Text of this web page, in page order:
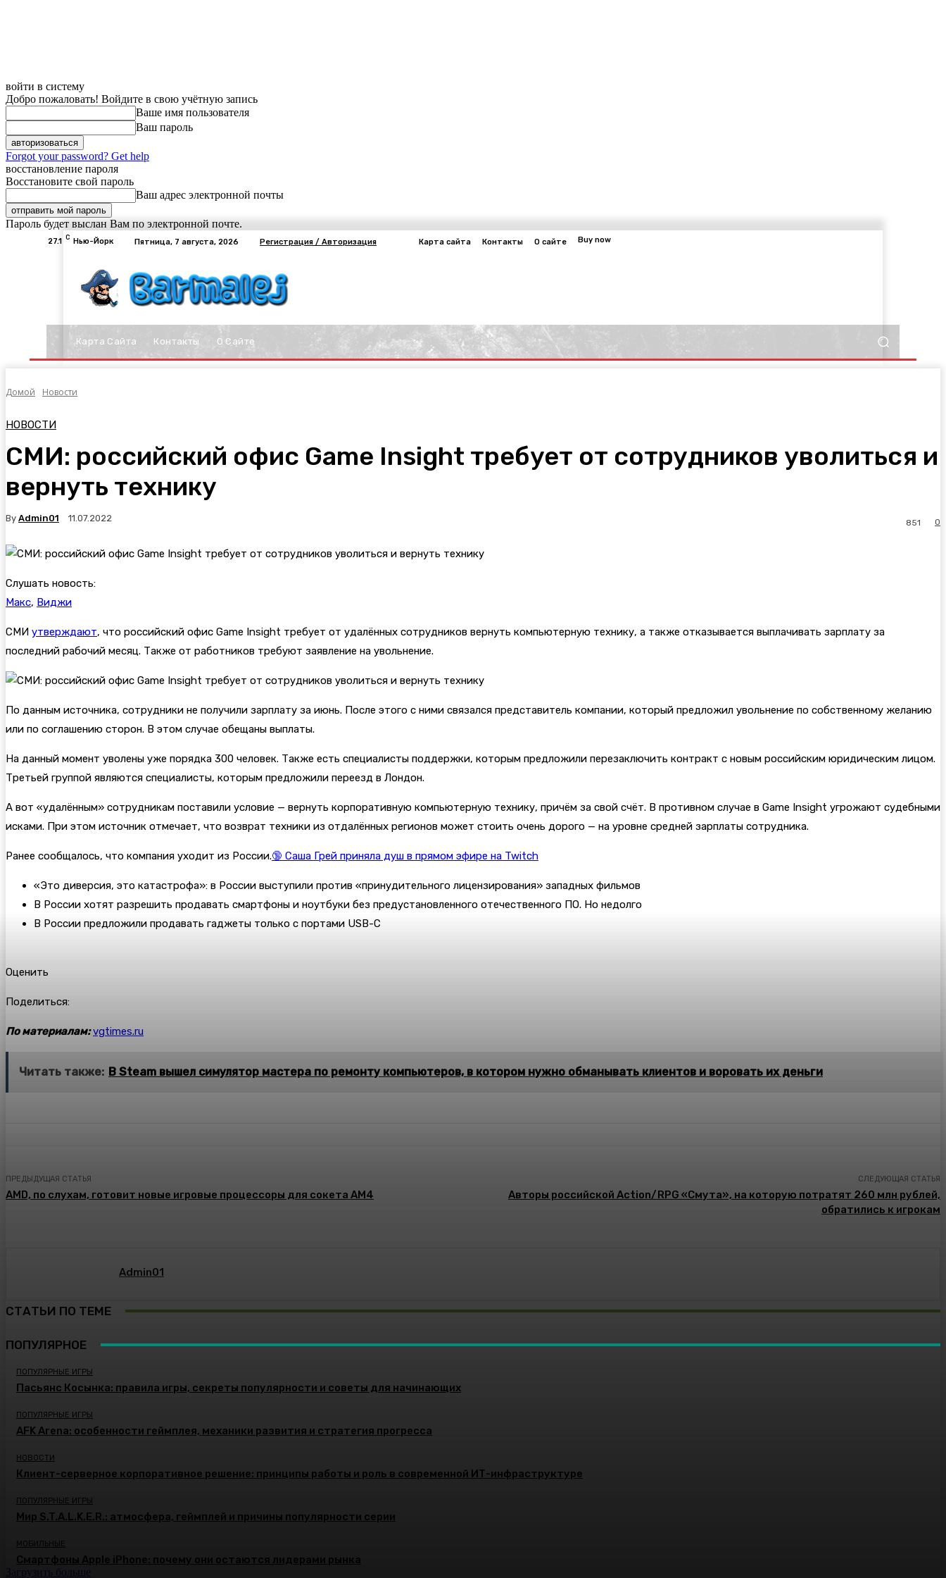
войти в систему
Добро пожаловать! Войдите в свою учётную запись
Ваше имя пользователя
Ваш пароль
Forgot your password? Get help
восстановление пароля
Восстановите свой пароль
Ваш адрес электронной почты
Пароль будет выслан Вам по электронной почте.
27.1 C Нью-Йорк Пятница, 7 августа, 2026 Регистрация / Авторизация Карта сайта Контакты О сайте Buy now
Карта Сайта Контакты О Сайте
Домой Новости
НОВОСТИ
СМИ: российский офис Game Insight требует от сотрудников уволиться и
вернуть технику
By Admin01 11.07.2022 0
851
Слушать новость:
Макс, Виджи
СМИ утверждают, что российский офис Game Insight требует от удалённых сотрудников вернуть компьютерную технику, а также отказывается выплачивать зарплату за
последний рабочий месяц. Также от работников требуют заявление на увольнение.
По данным источника, сотрудники не получили зарплату за июнь. После этого с ними связался представитель компании, который предложил увольнение по собственному желанию
или по соглашению сторон. В этом случае обещаны выплаты.
На данный момент уволены уже порядка 300 человек. Также есть специалисты поддержки, которым предложили перезаключить контракт с новым российским юридическим лицом.
Третьей группой являются специалисты, которым предложили переезд в Лондон.
А вот «удалённым» сотрудникам поставили условие — вернуть корпоративную компьютерную технику, причём за свой счёт. В противном случае в Game Insight угрожают судебными
исками. При этом источник отмечает, что возврат техники из отдалённых регионов может стоить очень дорого — на уровне средней зарплаты сотрудника.
Ранее сообщалось, что компания уходит из России.🔞 Саша Грей приняла душ в прямом эфире на Twitch
«Это диверсия, это катастрофа»: в России выступили против «принудительного лицензирования» западных фильмов
В России хотят разрешить продавать смартфоны и ноутбуки без предустановленного отечественного ПО. Но недолго
В России предложили продавать гаджеты только с портами USB-C
Оценить
Поделиться:
По материалам: vgtimes.ru
Читать также: В Steam вышел симулятор мастера по ремонту компьютеров, в котором нужно обманывать клиентов и воровать их деньги
ПРЕДЫДУЩАЯ СТАТЬЯ
AMD, по слухам, готовит новые игровые процессоры для сокета AM4
СЛЕДУЮЩАЯ СТАТЬЯ
Авторы российской Action/RPG «Смута», на которую потратят 260 млн рублей,
обратились к игрокам
Admin01
СТАТЬИ ПО ТЕМЕ
ПОПУЛЯРНОЕ
ПОПУЛЯРНЫЕ ИГРЫ
Пасьянс Косынка: правила игры, секреты популярности и советы для начинающих
ПОПУЛЯРНЫЕ ИГРЫ
AFK Arena: особенности геймплея, механики развития и стратегия прогресса
НОВОСТИ
Клиент-серверное корпоративное решение: принципы работы и роль в современной ИТ-инфраструктуре
ПОПУЛЯРНЫЕ ИГРЫ
Мир S.T.A.L.K.E.R.: атмосфера, геймплей и причины популярности серии
МОБИЛЬНЫЕ
Смартфоны Apple iPhone: почему они остаются лидерами рынка
Загрузить больше